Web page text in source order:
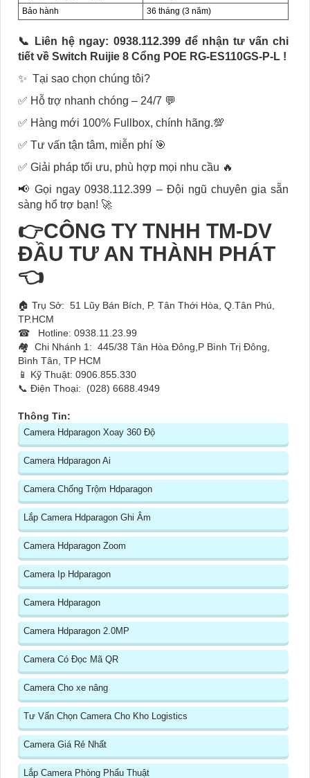
Bảo hành
36 tháng (3 năm)
📞 Liên hệ ngay: 0938.112.399 để nhận tư vấn chi
tiết về Switch Ruijie 8 Cổng POE RG-ES110GS-P-L !
✨ Tại sao chọn chúng tôi?
✅ Hỗ trợ nhanh chóng – 24/7 💬
✅ Hàng mới 100% Fullbox, chính hãng.💯
✅ Tư vấn tận tâm, miễn phí 🎯
✅ Giải pháp tối ưu, phù hợp mọi nhu cầu 🔥
📢 Gọi ngay 0938.112.399 – Đội ngũ chuyên gia sẵn
sàng hổ trợ bạn! 🚀
👉CÔNG TY TNHH TM-DV
ĐẦU TƯ AN THÀNH PHÁT
👈
🏠 Trụ Sở: 51 Lũy Bán Bích, P. Tân Thới Hòa, Q.Tân Phú,
TP.HCM
☎ Hotline: 0938.11.23.99
🏘 Chi Nhánh 1: 445/38 Tân Hòa Đông,P Bình Trị Đông,
Bình Tân, TP HCM
📱 Kỹ Thuật: 0906.855.330
📞 Điện Thoại: (028) 6688.4949
Thông Tin:
Camera Hdparagon Xoay 360 Độ
Camera Hdparagon Ai
Camera Chống Trộm Hdparagon
Lắp Camera Hdparagon Ghi Âm
Camera Hdparagon Zoom
Camera Ip Hdparagon
Camera Hdparagon
Camera Hdparagon 2.0MP
Camera Có Đọc Mã QR
Camera Cho xe nâng
Tư Vấn Chọn Camera Cho Kho Logistics
Camera Giá Rẻ Nhất
Lắp Camera Phòng Phẩu Thuật